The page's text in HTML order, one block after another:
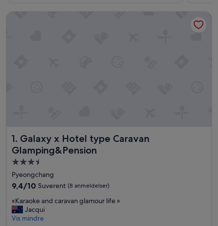
1. Galaxy x Hotel type Caravan
Glamping&Pension
Galaxy x Hotel type Caravan Glamping&Pension
Overnattingssted
med
3.5
Pyeongchang
9.4
10,
Suverent,
(8
9,4/10 Suverent (8 anmeldelser)
«
K
a
«Karaoke and caravan glamour life »
Jacqui
Vis mindre